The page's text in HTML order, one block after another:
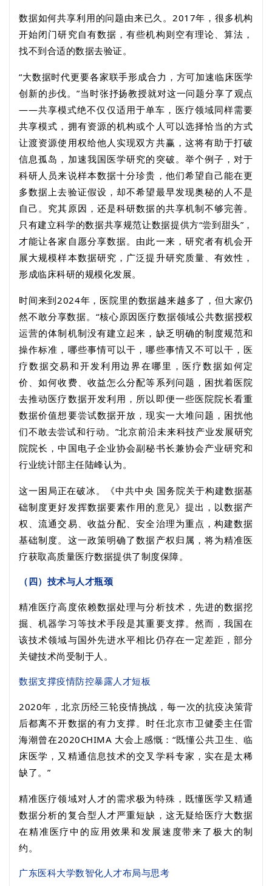
数据如何共享利用的问题由来已久。2017年，很多机构
开始闭门研究自有数据，有些机构则空有理论、算法，
找不到合适的数据去验证。
“大数据时代更要各家联手形成合力，方可加速临床医学
创新的步伐。”当时张抒扬教授就对这一问题分享了观点
——共享模式绝不仅仅适用于单车，医疗领域同样需要
共享模式，拥有资源的机构或个人可以选择恰当的方式
让渡资源使用权给他人实现双方共赢，这将有助于打破
信息孤岛，加速我国医学研究的突破。举个例子，对于
科研人员来说样本数据十分珍贵，他们希望自己能在更
多数据上去验证假设，却不希望最早发现奥秘的人不是
自己。究其原因，还是科研数据的共享机制不够完善。
只有建立科学的数据共享规范让数据提供方“尝到甜头”，
才能让各家自愿分享数据。由此一来，研究者有机会开
展大规模样本数据研究，广泛提升研究质量、有效性，
形成临床科研的规模化发展。
时间来到2024年，医院里的数据越来越多了，但大家仍
然不敢分享数据。“核心原因医疗数据领域公共数据授权
运营的体制机制没有建立起来，缺乏明确的制度规范和
操作标准，哪些事情可以干，哪些事情又不可以干，医
疗数据交易和开发利用边界在哪里，医疗数据如何定
价、如何收费、收益怎么分配等系列问题，困扰着医院
去推动医疗数据开发利用，所以即便一些医院院长看重
数据价值想要尝试数据开放，现实一大堆问题，困扰他
们不敢去尝试和行动。 ”北京前沿未来科技产业发展研究
院院长，中国电子企业协会副秘书长兼协会产业研究和
行业统计部主任陆峰认为。
这一困局正在破冰。《中共中央 国务院关于构建数据基
础制度更好发挥数据要素作用的意见》提出，以数据产
权、流通交易、收益分配、安全治理为重点，构建数据
基础制度。这一政策明确了数据产权归属，将为精准医
疗获取高质量医疗数据提供了制度保障。
（四）技术与人才瓶颈
精准医疗高度依赖数据处理与分析技术，先进的数据挖
掘、机器学习等技术手段是其重要支撑。然而，我国在
该技术领域与国外先进水平相比仍存在一定差距，部分
关键技术尚受制于人。
数据支撑疫情防控暴露人才短板
2020年，北京历经三轮疫情挑战，每一次的抗疫决策背
后都离不开数据的有力支撑。时任北京市卫健委主任雷
海潮曾在2020CHIMA 大会上感慨：“既懂公共卫生、临
床医学，又精通信息技术的交叉学科专家，实在是太稀
缺了。”
精准医疗领域对人才的需求极为特殊，既懂医学又精通
数据分析的复合型人才严重短缺，这无疑给医疗大数据
在精准医疗中的应用效果和发展速度带来了极大的制
约。
广东医科大学数智化人才布局与思考